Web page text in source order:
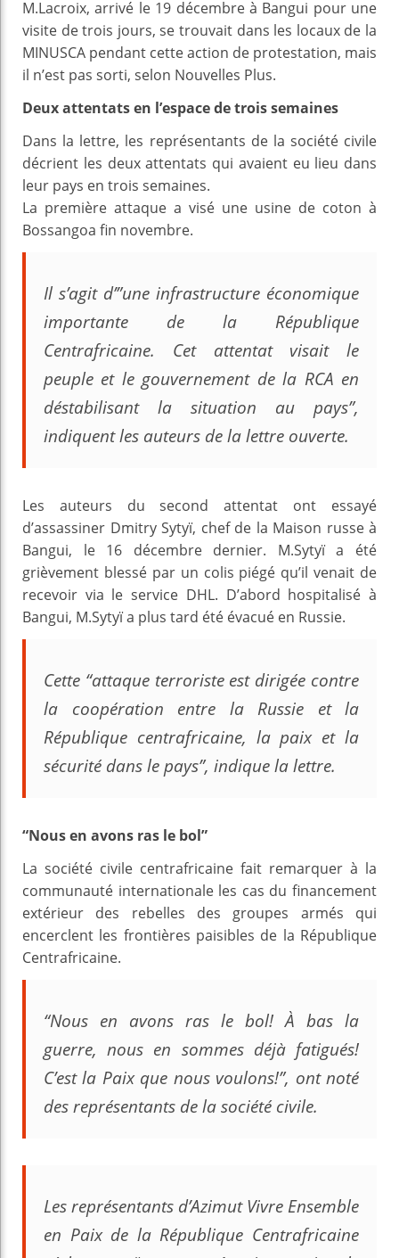
M.Lacroix, arrivé le 19 décembre à Bangui pour une
visite de trois jours, se trouvait dans les locaux de la
MINUSCA pendant cette action de protestation, mais
il n’est pas sorti, selon Nouvelles Plus.
Deux attentats en l’espace de trois semaines
Dans la lettre, les représentants de la société civile
décrient les deux attentats qui avaient eu lieu dans
leur pays en trois semaines.
La première attaque a visé une usine de coton à
Bossangoa fin novembre.
Il s’agit d’”une infrastructure économique
importante de la République
Centrafricaine. Cet attentat visait le
peuple et le gouvernement de la RCA en
déstabilisant la situation au pays”,
indiquent les auteurs de la lettre ouverte.
Les auteurs du second attentat ont essayé
d’assassiner Dmitry Sytyï, chef de la Maison russe à
Bangui, le 16 décembre dernier. M.Sytyï a été
grièvement blessé par un colis piégé qu’il venait de
recevoir via le service DHL. D’abord hospitalisé à
Bangui, M.Sytyï a plus tard été évacué en Russie.
Cette “attaque terroriste est dirigée contre
la coopération entre la Russie et la
République centrafricaine, la paix et la
sécurité dans le pays”, indique la lettre.
“Nous en avons ras le bol”
La société civile centrafricaine fait remarquer à la
communauté internationale les cas du financement
extérieur des rebelles des groupes armés qui
encerclent les frontières paisibles de la République
Centrafricaine.
“Nous en avons ras le bol! À bas la
guerre, nous en sommes déjà fatigués!
C’est la Paix que nous voulons!”, ont noté
des représentants de la société civile.
Les représentants d’Azimut Vivre Ensemble
en Paix de la République Centrafricaine